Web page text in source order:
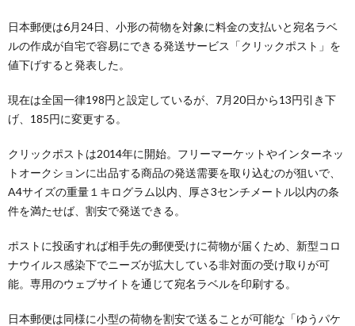
日本郵便は6月24日、小形の荷物を対象に料金の支払いと宛名ラベ
ルの作成が自宅で容易にできる発送サービス「クリックポスト」を
値下げすると発表した。
現在は全国一律198円と設定しているが、7月20日から13円引き下
げ、185円に変更する。
クリックポストは2014年に開始。フリーマーケットやインターネッ
トオークションに出品する商品の発送需要を取り込むのが狙いで、
A4サイズの重量１キログラム以内、厚さ3センチメートル以内の条
件を満たせば、割安で発送できる。
ポストに投函すれば相手先の郵便受けに荷物が届くため、新型コロ
ナウイルス感染下でニーズが拡大している非対面の受け取りが可
能。専用のウェブサイトを通じて宛名ラベルを印刷する。
日本郵便は同様に小型の荷物を割安で送ることが可能な「ゆうパケ